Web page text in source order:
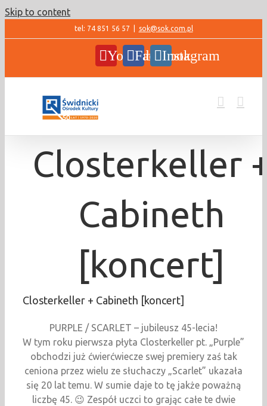
Skip to content
tel: 74 851 56 57 sok@sok.com.pl
YouTubeFacebookInstagram
Closterkeller
Cabineth
[koncert]
Closterkeller + Cabineth [koncert]
PURPLE / SCARLET – jubileusz 45-lecia!
W tym roku pierwsza płyta Closterkeller pt. „Purple”
obchodzi już ćwierćwiecze swej premiery zaś tak
ceniona przez wielu ze słuchaczy „Scarlet” ukazała
się 20 lat temu. W sumie daje to tę jakże poważną
liczbę 45. 😉 Zespół uczci to grając całe te dwie